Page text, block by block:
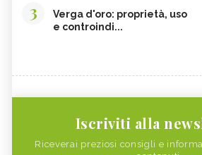
3
Verga d'oro: proprietà, uso
e controindi...
Iscriviti alla
Riceverai preziosi consigli e